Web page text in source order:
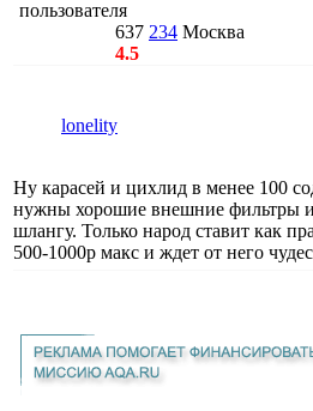
637 234 Москва
4.5
lonelity
Ну карасей и цихлид в менее 100
нужны хорошие внешние фильтры
шлангу. Только народ ставит как
500-1000р макс и ждет от него